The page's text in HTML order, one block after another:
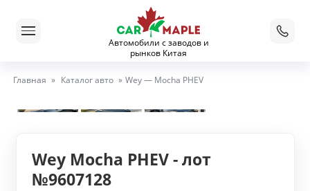
Автомобили с заводов и
рынков Китая
Главная » Каталог авто » Wey — Mocha PHEV
Wey Mocha PHEV - лот
№9607128